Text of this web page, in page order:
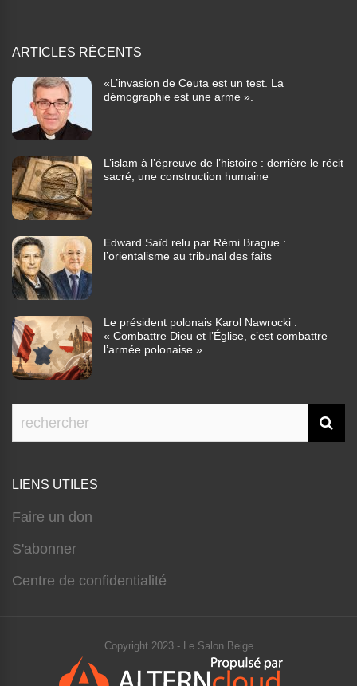
ARTICLES RÉCENTS
«L’invasion de Ceuta est un test. La
démographie est une arme ».
L’islam à l’épreuve de l’histoire : derrière le récit
sacré, une construction humaine
Edward Saïd relu par Rémi Brague :
l’orientalisme au tribunal des faits
Le président polonais Karol Nawrocki :
« Combattre Dieu et l’Église, c’est combattre
l’armée polonaise »
LIENS UTILES
Faire un don
S'abonner
Centre de confidentialité
Copyright 2023 - Le Salon Beige